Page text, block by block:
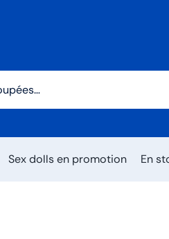
Sex dolls en promotion En